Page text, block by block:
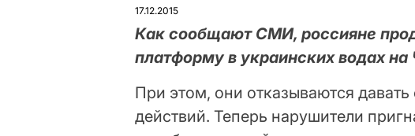
17.12.2015
Как сообщают СМИ, россияне
платформу в украинских водах
При этом, они отказываются
действий. Теперь нарушители